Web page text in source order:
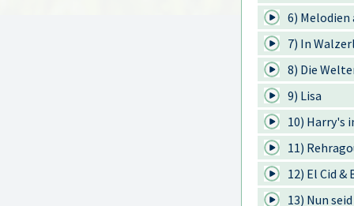
6) Melodien
7) In
8) Die
9) Lisa
10) Harry's
11)
12) El Cid &
13) Nun